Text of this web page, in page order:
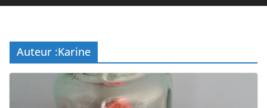
Auteur :Karine